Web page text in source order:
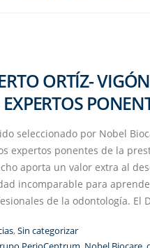
ORTÍZ-
EXPERTOS
seleccionado por Nobel
expertos ponentes de la
aporta un valor extra al
incomparable para
de la odontología. El
,Sin categorizar